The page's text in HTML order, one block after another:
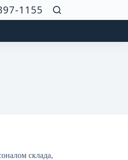
1155
склада,